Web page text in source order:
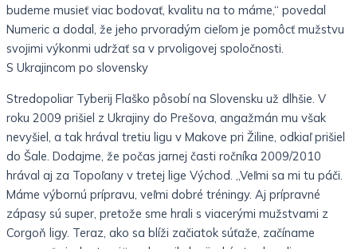
budeme musieť viac bodovať, kvalitu na to máme,“ povedal
Numeric a dodal, že jeho prvoradým cieľom je pomôcť mužstvu
svojimi výkonmi udržať sa v prvoligovej spoločnosti.
S Ukrajincom po slovensky
Stredopoliar Tyberij Flaško pôsobí na Slovensku už dlhšie. V
roku 2009 prišiel z Ukrajiny do Prešova, angažmán mu však
nevyšiel, a tak hrával tretiu ligu v Makove pri Žiline, odkiaľ prišiel
do Šale. Dodajme, že počas jarnej časti ročníka 2009/2010
hrával aj za Topoľany v tretej lige Východ. „Veľmi sa mi tu páči.
Máme výbornú prípravu, veľmi dobré tréningy. Aj prípravné
zápasy sú super, pretože sme hrali s viacerými mužstvami z
Corgoň ligy. Teraz, ako sa blíži začiatok súťaže, začíname